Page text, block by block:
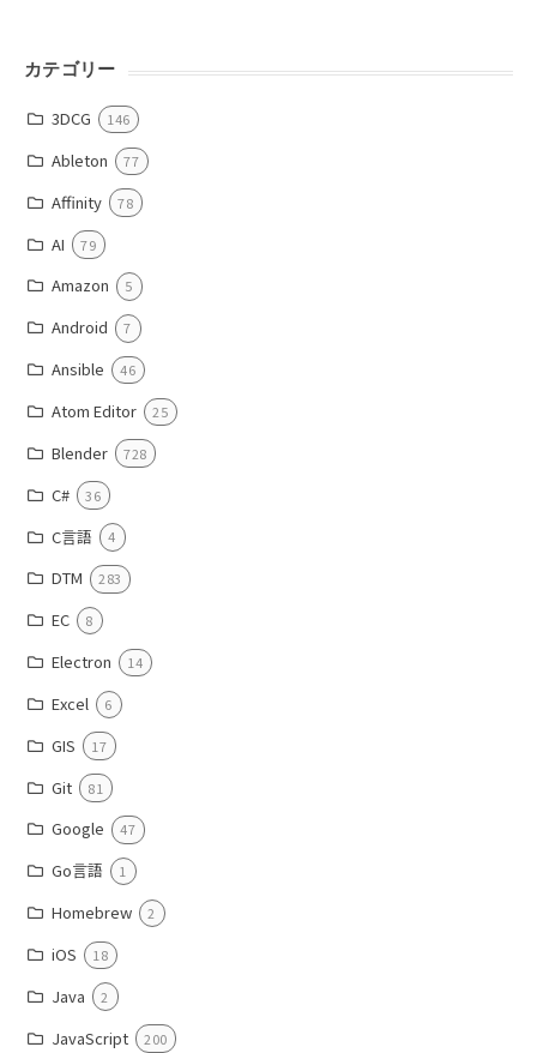
カテゴリー
3DCG 146
Ableton 77
Affinity 78
AI 79
Amazon 5
Android 7
Ansible 46
Atom Editor 25
Blender 728
C# 36
C言語 4
DTM 283
EC 8
Electron 14
Excel 6
GIS 17
Git 81
Google 47
Go言語 1
Homebrew 2
iOS 18
Java 2
JavaScript 200